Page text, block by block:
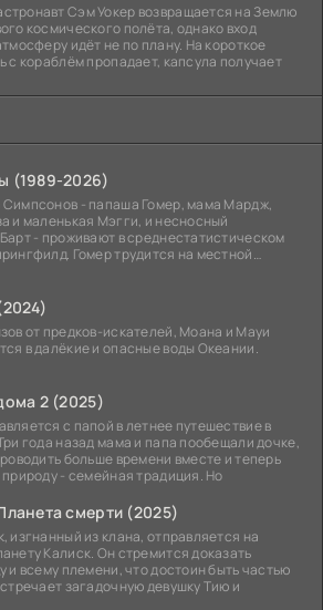
Сэм Уокер возвращается на Землю
космического полёта, однако вход
идёт не по плану. На короткое
с кораблём пропадает, капсула получает
(1989-2026)
- папаша Гомер, мама Мардж,
и маленькая Мэгги, и несносный
- проживают в среднестатистическом
Гомер трудится на местной
от предков-искателей, Моана и Мауи
в далёкие и опасные воды Океании.
2 (2025)
с папой в летнее путешествие в
года назад мама и папа пообещали дочке,
больше времени вместе и теперь
природу - семейная традиция. Но
смерти (2025)
изгнанный из клана, отправляется на
Калиск. Он стремится доказать
и всему племени, что достоин быть частью
загадочную девушку Тию и